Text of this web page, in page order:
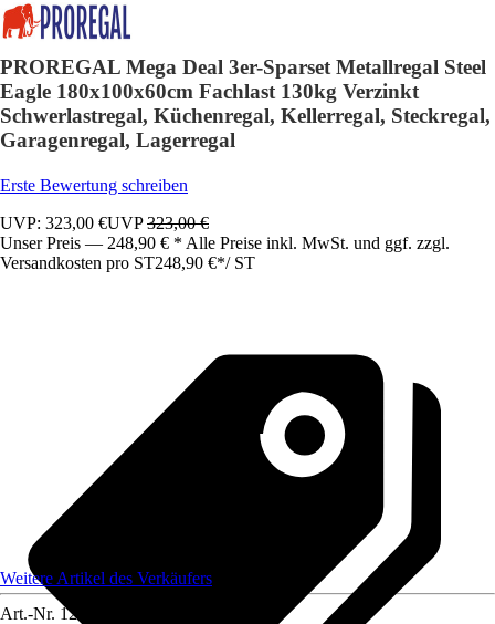
PROREGAL Mega Deal 3er-Sparset Metallregal Steel
Eagle 180x100x60cm Fachlast 130kg Verzinkt
Schwerlastregal, Küchenregal, Kellerregal, Steckregal,
Garagenregal, Lagerregal
Erste Bewertung schreiben
UVP: 323,00 €UVP323,00 €
Unser Preis — 248,90 € * Alle Preise inkl. MwSt. und ggf. zzgl.
Versandkosten pro ST248,90 €*/ ST
Weitere Artikel des Verkäufers
Art.-Nr. 12591751